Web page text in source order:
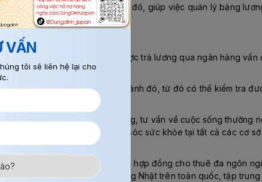
khoản tại tất cả các cơ quan đó, giúp việc quản lý bảng
lương bằng tiền mặt. Nếu được trả lương qua ngân hàng vấn
bản của người Nhật trong ngành đó, từ đó có thể kiểm tra
sinh đa văn hóa” để đối ứng, tư vấn về cuộc sống thường
người nước ngoài được chăm sóc sức khỏe tại tất cả các cơ
chuyển đến. Tạo định dạng hợp đồng cho thuê đa ngôn
lập các cơ sở đào tạo tiếng Nhật trên toàn quốc, tập
VẤN
tôi sẽ liên hệ lại cho